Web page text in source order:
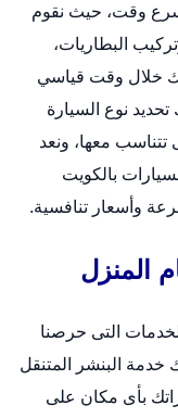
وقت، حيث نقوم
البطاريات،
خلال وقت قياسي
نوع السيارة
تتناسب معها، ونعد
بالكويت
وأسعار تنافسية.
المنزل
التى حرصنا
خدمة البنشر المتنقل
بأى مكان على